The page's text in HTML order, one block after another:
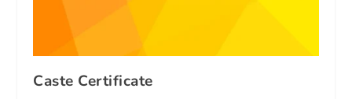
Caste Certificate